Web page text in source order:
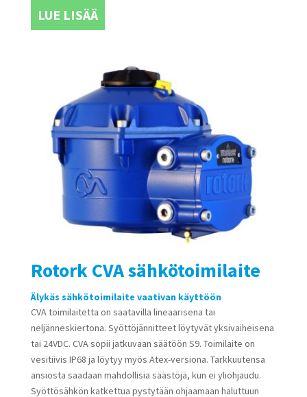
LUE LISÄÄ
Rotork CVA sähkötoimilaite
Älykäs sähkötoimilaite vaativan käyttöön
CVA toimilaitetta on saatavilla lineaarisena tai
neljänneskiertona. Syöttöjännitteet löytyvät yksivaiheisena
tai 24VDC. CVA sopii jatkuvaan säätöön S9. Toimilaite on
vesitiivis IP68 ja löytyy myös Atex-versiona. Tarkkuutensa
ansiosta saadaan mahdollisia säästöjä, kun ei yliohjaudu.
Syöttösähkön katkettua pystytään ohjaamaan haluttuun